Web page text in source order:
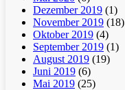
Dezember 2019 (1)
November 2019 (18)
Oktober 2019 (4)
September 2019 (1)
August 2019 (19)
Juni 2019 (6)
Mai 2019 (25)